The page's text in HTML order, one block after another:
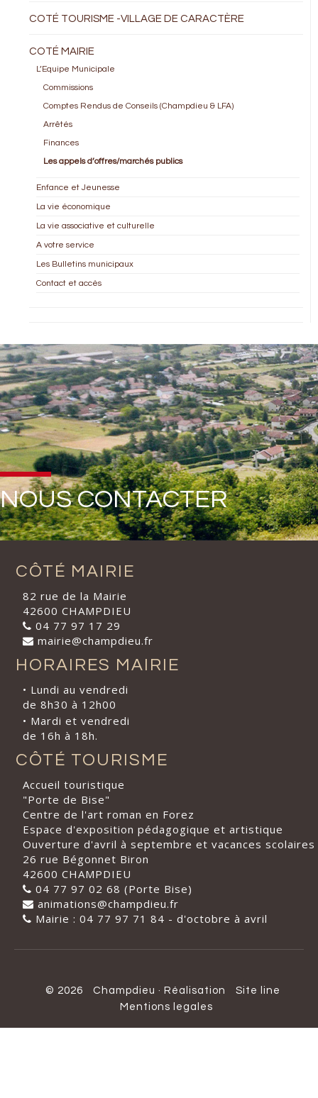
COTÉ TOURISME -VILLAGE DE CARACTÈRE
COTÉ MAIRIE
L’Equipe Municipale
Commissions
Comptes Rendus de Conseils (Champdieu & LFA)
Arrêtés
Finances
Les appels d’offres/marchés publics
Enfance et Jeunesse
La vie économique
La vie associative et culturelle
A votre service
Les Bulletins municipaux
Contact et accès
NOUS CONTACTER
CÔTÉ MAIRIE
82 rue de la Mairie
42600 CHAMPDIEU
04 77 97 17 29
mairie@champdieu.fr
HORAIRES MAIRIE
• Lundi au vendredi
de 8h30 à 12h00
• Mardi et vendredi
de 16h à 18h.
CÔTÉ TOURISME
Accueil touristique
"Porte de Bise"
Centre de l'art roman en Forez
Espace d'exposition pédagogique et artistique
Ouverture d'avril à septembre et vacances scolaires
26 rue Bégonnet Biron
42600 CHAMPDIEU
04 77 97 02 68 (Porte Bise)
animations@champdieu.fr
Mairie : 04 77 97 71 84 - d'octobre à avril
© 2026 Champdieu · Réalisation
Site line
Mentions legales